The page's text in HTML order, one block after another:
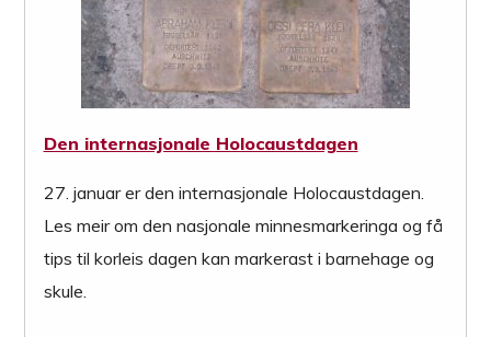
Den internasjonale Holocaustdagen
27. januar er den internasjonale Holocaustdagen.
Les meir om den nasjonale minnesmarkeringa og få
tips til korleis dagen kan markerast i barnehage og
skule.